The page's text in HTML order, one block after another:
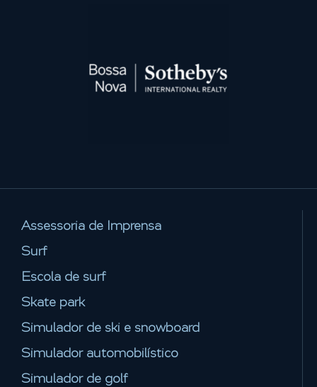
Assessoria de Imprensa
Surf
Escola de surf
Skate park
Simulador de ski e snowboard
Simulador automobilístico
Simulador de golf